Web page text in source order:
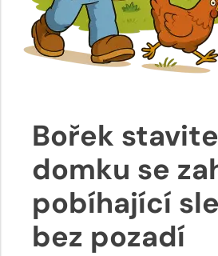
Bořek
domku se
pobíhající
bez pozadí